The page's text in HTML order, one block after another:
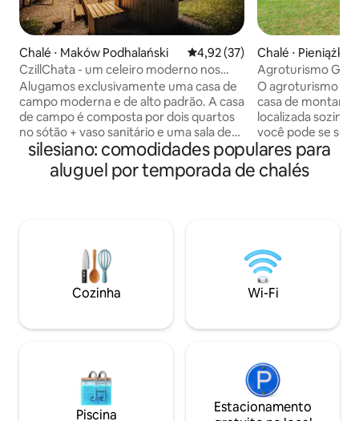
Chalé ⋅ Maków Podhalański 4,92 de uma avaliação média
4,92 (37)
CzillChata - um celeiro moderno nos
Beskids
Alugamos exclusivamente uma casa de
campo moderna e de alto padrão. A casa
de campo é composta por dois quartos
no sótão + vaso sanitário e uma sala de
estar com uma grande cozinha pequena
e um banheiro no piso térreo. A casa de
campo tem um terraço de 40m2,
estação/circunstâncias. A casa de
campo fica em um grande terreno
cercado. Há uma lareira, um playground.
Da primavera ao outono, tenho um
Chalé ⋅
Agroturismo
O agroturismo
casa de
localizada
você pode se
independente,
em isolamento...
amigos. Um
campos
espreguiçadeira
mágico, bebendo
silesiano: comodidades populares para
aluguel por temporada de chalés
Cozinha Wi-Fi
Piscina
Estacionamento